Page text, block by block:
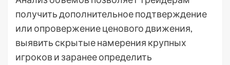
получить дополнительное подтверждение
или опровержение ценового движения,
выявить скрытые намерения крупных
игроков и заранее определить